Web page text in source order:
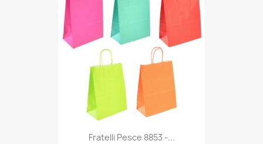
Anteprima
Fratelli Pesce 8853 -...